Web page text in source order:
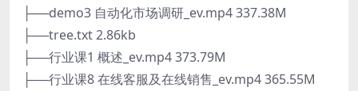
├──demo3 自动化市场调研_ev.mp4 337.38M
├──tree.txt 2.86kb
├──行业课1 概述_ev.mp4 373.79M
├──行业课8 在线客服及在线销售_ev.mp4 365.55M